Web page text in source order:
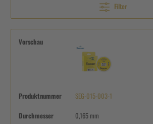
Filter
Vorschau
Produktnummer SEG-015-003-1
Durchmesser 0,165 mm